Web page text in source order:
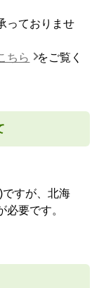
っておりませ
ちら
をご覧く
すが、北海
要です。